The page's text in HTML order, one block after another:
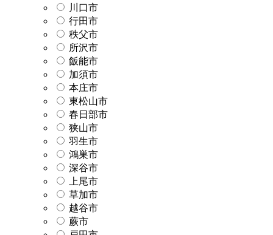
川口市
行田市
秩父市
所沢市
飯能市
加須市
本庄市
東松山市
春日部市
狭山市
羽生市
鴻巣市
深谷市
上尾市
草加市
越谷市
蕨市